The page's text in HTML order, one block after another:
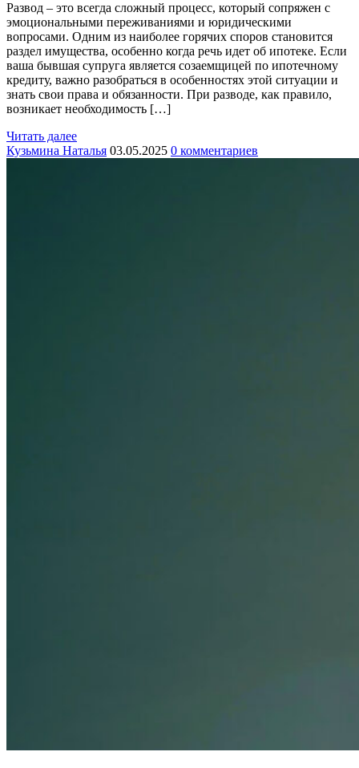
Развод – это всегда сложный процесс, который сопряжен с
эмоциональными переживаниями и юридическими
вопросами. Одним из наиболее горячих споров становится
раздел имущества, особенно когда речь идет об ипотеке. Если
ваша бывшая супруга является созаемщицей по ипотечному
кредиту, важно разобраться в особенностях этой ситуации и
знать свои права и обязанности. При разводе, как правило,
возникает необходимость […]
Читать далее
Кузьмина Наталья 03.05.2025 0 комментариев